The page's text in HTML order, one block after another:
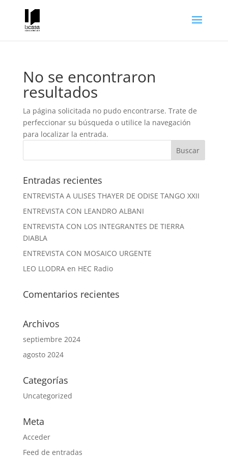
No se encontraron
resultados
La página solicitada no pudo encontrarse. Trate de
perfeccionar su búsqueda o utilice la navegación
para localizar la entrada.
Entradas recientes
ENTREVISTA A ULISES THAYER DE ODISE TANGO XXII
ENTREVISTA CON LEANDRO ALBANI
ENTREVISTA CON LOS INTEGRANTES DE TIERRA
DIABLA
ENTREVISTA CON MOSAICO URGENTE
LEO LLODRA en HEC Radio
Comentarios recientes
Archivos
septiembre 2024
agosto 2024
Categorías
Uncategorized
Meta
Acceder
Feed de entradas